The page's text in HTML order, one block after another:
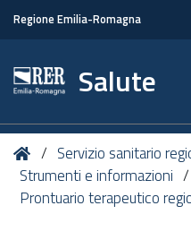
Regione Emilia-Romagna
Salute
Tu
sei
qui:
HomeServizio sanitario
Strumenti e informazioni
Prontuario terapeutico